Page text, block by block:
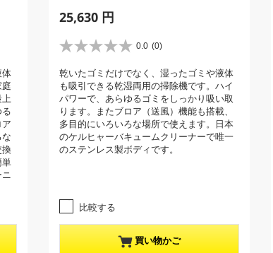
体
上
換
単
C
r
e
n
t
p
r
o
c
t
p
25,630 円
0.0 (0)
星
.
0
／
5
個
で
す
乾いたゴミだけでなく、湿ったゴミや液体
も吸引できる乾湿両用の掃除機です。ハイ
パワーで、あらゆるゴミをしっかり吸い取
ります。またブロア（送風）機能も搭載、
多目的にいろいろな場所で使えます。日本
のケルヒャーバキュームクリーナーで唯一
のステンレス製ボディです。
比較する
買い物かご